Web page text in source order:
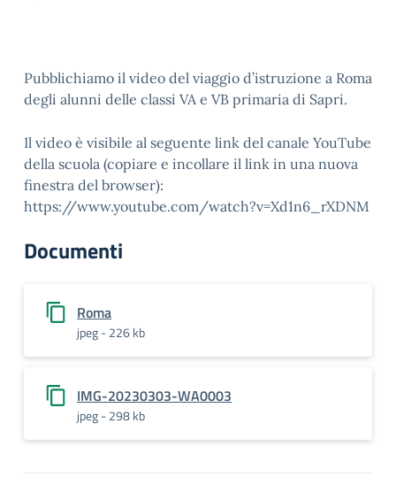
Pubblichiamo il video del viaggio d’istruzione a Roma
degli alunni delle classi VA e VB primaria di Sapri.
Il video è visibile al seguente link del canale YouTube
della scuola (copiare e incollare il link in una nuova
finestra del browser):
https://www.youtube.com/watch?v=Xd1n6_rXDNM
Documenti
Roma
jpeg - 226 kb
IMG-20230303-WA0003
jpeg - 298 kb